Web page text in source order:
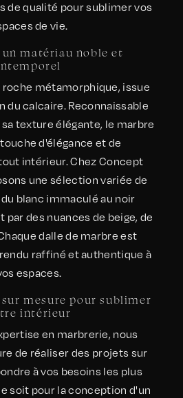
de qualité pour sublimer vos
de vie.
un matériau noble et
roche métamorphique, issue
du calcaire. Reconnaissable
texture élégante, le marbre
d'élégance et de
intérieur. Chez Concept
une sélection variée de
blanc immaculé au noir
par des nuances de beige, de
dalle de marbre est
raffiné et authentique à
espaces.
mesure pour sublimer
intérieur
en marbrerie, nous
de réaliser des projets sur
à vos besoins les plus
soit pour la conception d'un